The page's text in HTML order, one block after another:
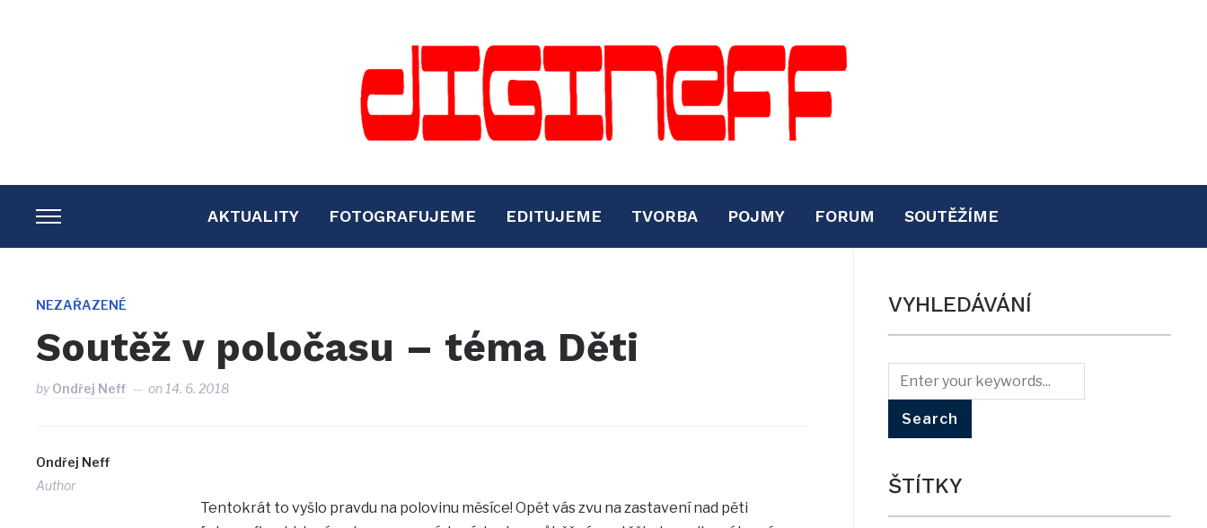
TOGGLE
SIDEBAR
NAVIGATION
AKTUALITY FOTOGRAFUJEME EDITUJEME TVORBA POJMY FORUM SOUTĚŽÍME
NEZAŘAZENÉ
Soutěž v poločasu – téma Děti
byOndřej Neff on 14. 6. 2018
Ondřej Neff
Author
Tentokrát to vyšlo pravdu na polovinu měsíce! Opět vás zvu na zastavení nad pěti
VYHLEDÁVÁNÍ
ŠTÍTKY